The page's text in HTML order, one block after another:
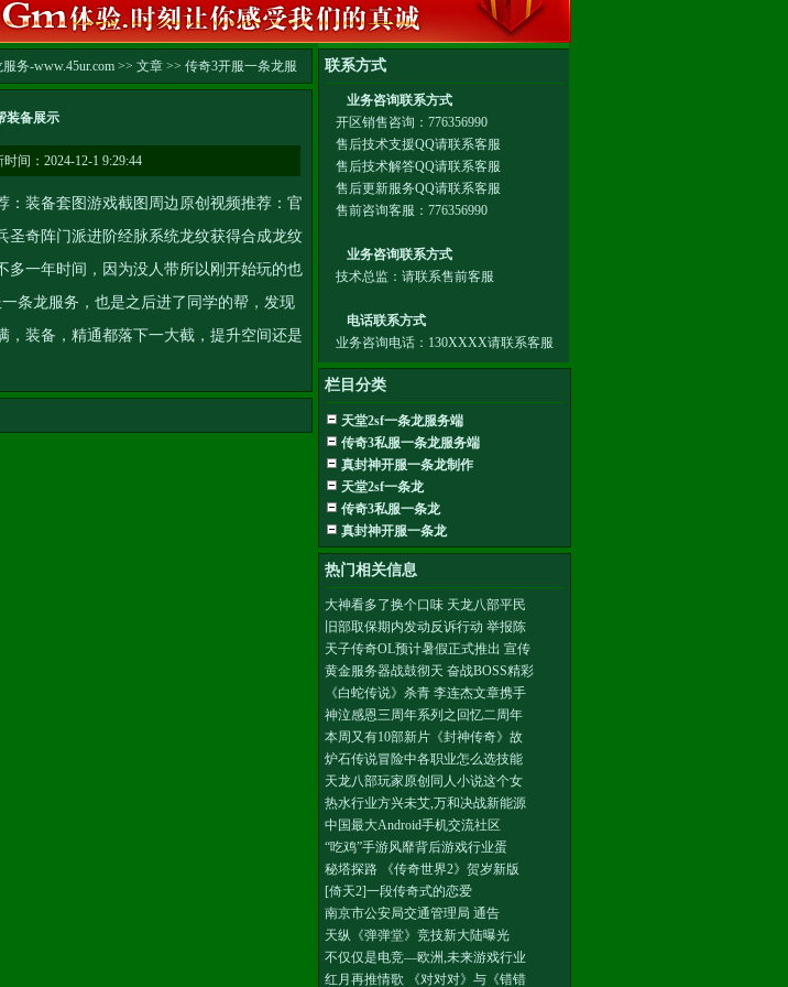
务-www.45ur.com >> 文章 >> 传奇3开服一条龙服
装备展示
时间：2024-12-1 9:29:44
装备套图游戏截图周边原创视频推荐：官
圣奇阵门派进阶经脉系统龙纹获得合成龙纹
多一年时间，因为没人带所以刚开始玩的也
条龙服务 ，也是之后进了同学的帮，发现
，装备，精通都落下一大截，提升空间还是
栏目分类
天堂2sf一条龙服务端
传奇3私服一条龙服务端
真封神开服一条龙制作
天堂2sf一条龙
传奇3私服一条龙
真封神开服一条龙
热门相关信息
大神看多了换个口味 天龙八部平民
旧部取保期内发动反诉行动 举报陈
天子传奇OL预计暑假正式推出 宣传
黄金服务器战鼓彻天 奋战BOSS精彩
《白蛇传说》杀青 李连杰文章携手
神泣感恩三周年系列之回忆二周年
本周又有10部新片《封神传奇》故
炉石传说冒险中各职业怎么选技能
天龙八部玩家原创同人小说这个女
热水行业方兴未艾,万和决战新能源
中国最大Android手机交流社区
“吃鸡”手游风靡背后游戏行业蛋
秘塔探路 《传奇世界2》贺岁新版
[倚天2]一段传奇式的恋爱
南京市公安局交通管理局 通告
天纵《弹弹堂》竞技新大陆曝光
不仅仅是电竞—欧洲,未来游戏行业
红月再推情歌 《对对对》与《错错